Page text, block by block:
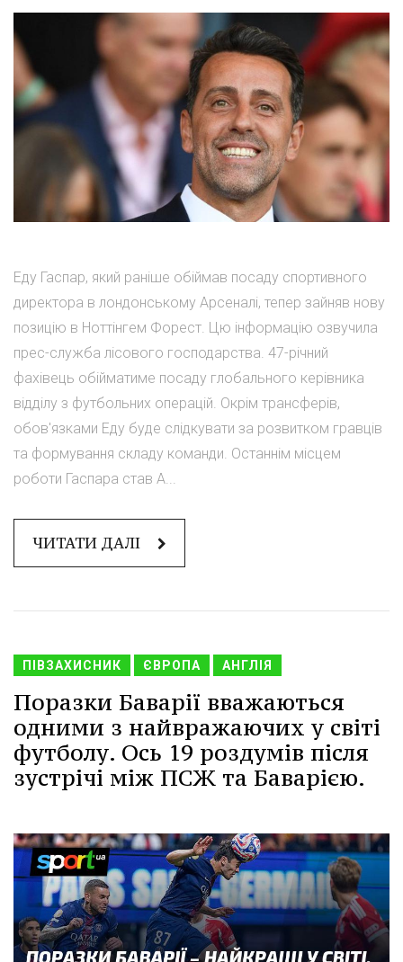
Еду Гаспар, який раніше обіймав посаду спортивного
директора в лондонському Арсеналі, тепер зайняв нову
позицію в Ноттінгем Форест. Цю інформацію озвучила
прес-служба лісового господарства. 47-річний
фахівець обійматиме посаду глобального керівника
відділу з футбольних операцій. Окрім трансферів,
обов'язками Еду буде слідкувати за розвитком гравців
та формування складу команди. Останнім місцем
роботи Гаспара став А...
ЧИТАТИ ДАЛІ
ПІВЗАХИСНИК ЄВРОПА АНГЛІЯ
Поразки Баварії вважаються
одними з найвражаючих у світі
футболу. Ось 19 роздумів після
зустрічі між ПСЖ та Баварією.